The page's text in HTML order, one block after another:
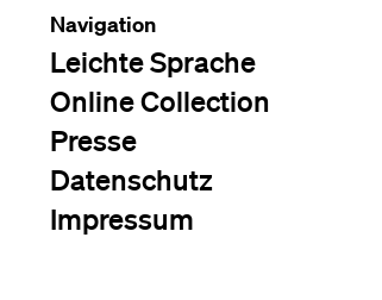
Navigation
Leichte Sprache
Online Collection
Presse
Datenschutz
Impressum